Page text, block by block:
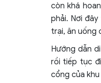
còn khá
phải. Nơi
trại, ăn uống
Hướng dẫn
rồi tiếp tục
cổng của